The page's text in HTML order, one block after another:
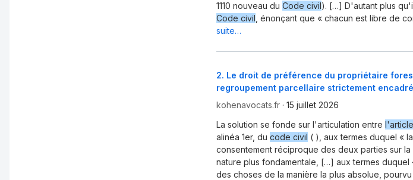
1110 nouveau du Code civil). […] D'autant plus
Code civil , énonçant que « chacun est libre de
suite…
2. Le droit de préférence du propriétaire
regroupement parcellaire strictement
kohenavocats.fr · 15 juillet 2026
La solution se fonde sur l'articulation entre l'article
alinéa 1er, du code civil ( ), aux termes duquel «
consentement réciproque des deux parties sur
nature plus fondamentale, […] aux termes
des choses de la manière la plus absolue,